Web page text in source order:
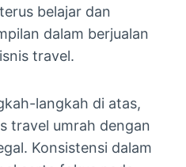
belajar dan
dalam berjualan
travel.
langkah di atas,
travel umrah dengan
Konsistensi dalam